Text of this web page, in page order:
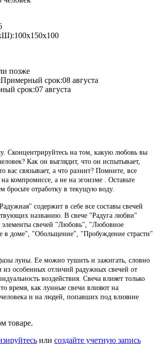
позже
Примерный срок:08 августа
срок:07 августа
Сконцентрируйтесь на том, какую любовь вы
Как он выглядит, что он испытывает,
вас связывает, а что разнит? Помните, все
компромиссе, а не на эгоизме .
Оставьте
бросьте отработку в текущую воду.
содержит в себе все составы свечей
названию. В свече "Радуга любви"
элементы свечей "Любовь", "Любовное
в доме", "Обольщение", "Пробуждение страсти"
луны. Ее можно тушить и зажигать, словно
особенных отличий радужных свечей от
воздействия. Свеча влияет только
время, как лунные свечи влияют на
человека и на людей, попавших под влияние
товаре.
или создайте учетную запись